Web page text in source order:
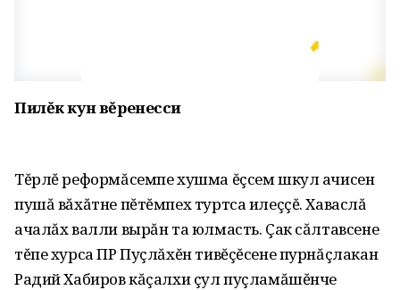
Пилĕк кун вĕренесси
Тĕрлĕ реформăсемпе хушма ĕçсем шкул ачисен
пушă вăхăтне пĕтĕмпех туртса илеççĕ. Хаваслă
ачалăх валли вырăн та юлмасть. Çак сăлтавсене
тĕпе хурса ПР Пуçлăхĕн тивĕçĕсене пурнăçлакан
Радий Хабиров кăçалхи çул пуçламăшĕнче